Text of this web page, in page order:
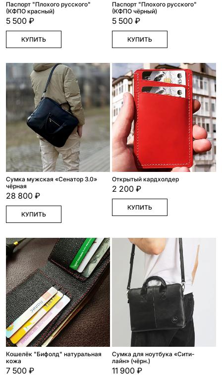
Паспорт "Плохого русского"
(КФПО красный)
5 500 ₽
КУПИТЬ
Паспорт "Плохого русского"
(КФПО чёрный)
5 500 ₽
КУПИТЬ
Сумка мужская «Сенатор 3.0»
чёрная
28 800 ₽
КУПИТЬ
Открытый кардхолдер
2 200 ₽
КУПИТЬ
Кошелёк "Бифолд" натуральная
кожа
7 500 ₽
Сумка для ноутбука «Сити-
лайн» (чёрн.)
11 900 ₽